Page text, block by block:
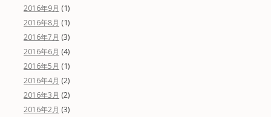
2016年9月 (1)
2016年8月 (1)
2016年7月 (3)
2016年6月 (4)
2016年5月 (1)
2016年4月 (2)
2016年3月 (2)
2016年2月 (3)